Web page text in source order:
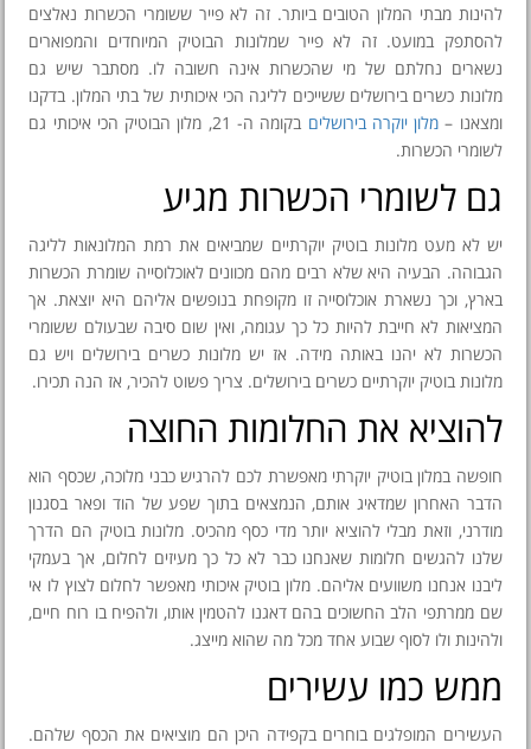
להינות מבתי המלון הטובים ביותר. זה לא פייר ששומרי הכשרות נאלצים
להסתפק במועט. זה לא פייר שמלונות הבוטיק המיוחדים והמפוארים
נשארים נחלתם של מי שהכשרות אינה חשובה לו. מסתבר שיש גם
מלונות כשרים בירושלים ששייכים לליגה הכי איכותית של בתי המלון. בדקנו
ומצאנו – מלון יוקרה בירושלים
בקומה ה- 21, מלון הבוטיק הכי איכותי גם
לשומרי הכשרות.
גם לשומרי הכשרות מגיע
יש לא מעט מלונות בוטיק יוקרתיים שמביאים את רמת המלונאות לליגה
הגבוהה. הבעיה היא שלא רבים מהם מכוונים לאוכלוסייה שומרת הכשרות
בארץ, וכך נשארת אוכלוסייה זו מקופחת בנופשים אליהם היא יוצאת. אך
המציאות לא חייבת להיות כל כך עגומה, ואין שום סיבה שבעולם ששומרי
הכשרות לא יהנו באותה מידה. אז יש מלונות כשרים בירושלים ויש גם
מלונות בוטיק יוקרתיים כשרים בירושלים. צריך פשוט להכיר, אז הנה תכירו.
להוציא את החלומות החוצה
חופשה במלון בוטיק יוקרתי מאפשרת לכם להרגיש כבני מלוכה, שכסף הוא
הדבר האחרון שמדאיג אותם, הנמצאים בתוך שפע של הוד ופאר בסגנון
מודרני, וזאת מבלי להוציא יותר מדי כסף מהכיס. מלונות בוטיק הם הדרך
שלנו להגשים חלומות שאנחנו כבר לא כל כך מעיזים לחלום, אך בעמקי
ליבנו אנחנו משוועים אליהם. מלון בוטיק איכותי מאפשר לחלום לצוץ לו אי
שם ממרתפי הלב החשוכים בהם דאגנו להטמין אותו, ולהפיח בו רוח חיים,
ולהינות ולו לסוף שבוע אחד מכל מה שהוא מייצג.
ממש כמו עשירים
העשירים המופלגים בוחרים בקפידה היכן הם מוציאים את הכסף שלהם.